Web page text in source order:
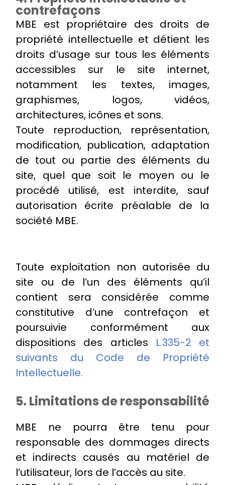
contrefaçons
MBE est propriétaire des droits de
propriété intellectuelle et détient les
droits d’usage sur tous les éléments
accessibles sur le site internet,
notamment les textes, images,
graphismes, logos, vidéos,
architectures, icônes et sons.
Toute reproduction, représentation,
modification, publication, adaptation
de tout ou partie des éléments du
site, quel que soit le moyen ou le
procédé utilisé, est interdite, sauf
autorisation écrite préalable de la
société MBE.
Toute exploitation non autorisée du
site ou de l’un des éléments qu’il
contient sera considérée comme
constitutive d’une contrefaçon et
poursuivie conformément aux
dispositions des articles L.335-2 et
suivants du Code de Propriété
Intellectuelle.
5. Limitations de responsabilité
MBE ne pourra être tenu pour
responsable des dommages directs
et indirects causés au matériel de
l’utilisateur, lors de l’accès au site.